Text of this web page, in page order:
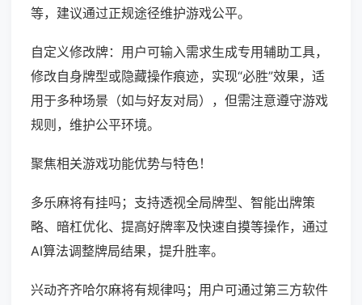
等，建议通过正规途径维护游戏公平。
自定义修改牌：用户可输入需求生成专用辅助工具，
修改自身牌型或隐藏操作痕迹，实现“必胜”效果，适
用于多种场景（如与好友对局），但需注意遵守游戏
规则，维护公平环境。
聚焦相关游戏功能优势与特色！
多乐麻将有挂吗；支持透视全局牌型、智能出牌策
略、暗杠优化、提高好牌率及快速自摸等操作，通过
AI算法调整牌局结果，提升胜率。
兴动齐齐哈尔麻将有规律吗；用户可通过第三方软件